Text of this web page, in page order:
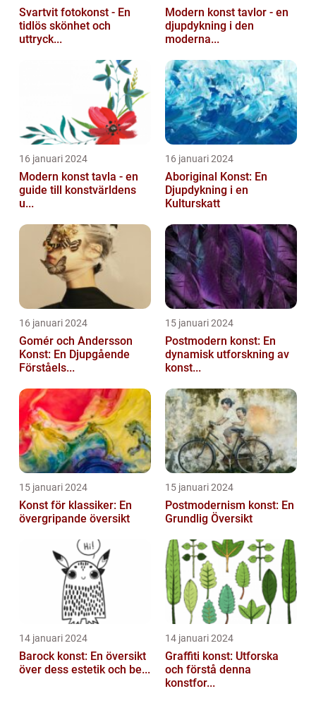
Svartvit fotokonst - En
tidlös skönhet och
uttryck...
Modern konst tavlor - en
djupdykning i den
moderna...
16 januari 2024
Modern konst tavla - en
guide till konstvärldens
u...
16 januari 2024
Aboriginal Konst: En
Djupdykning i en
Kulturskatt
16 januari 2024
Gomér och Andersson
Konst: En Djupgående
Förståels...
15 januari 2024
Postmodern konst: En
dynamisk utforskning av
konst...
15 januari 2024
Konst för klassiker: En
övergripande översikt
15 januari 2024
Postmodernism konst: En
Grundlig Översikt
14 januari 2024
Barock konst: En översikt
över dess estetik och be...
14 januari 2024
Graffiti konst: Utforska
och förstå denna
konstfor...